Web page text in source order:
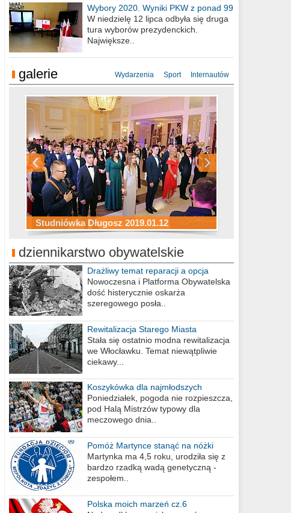
Wybory 2020. Wyniki PKW z ponad 99
procent obwodów
W niedzielę 12 lipca odbyła się druga
tura wyborów prezydenckich.
Największe..
galerie Wydarzenia Sport Internautów
Studniówka Długosz 2019.01.12
ZS Budowlanych 2019.01.12
Studniówka LZK 2019.01.11
Studniówka Kopernik 2019.01.11
Studniówka LMK 2019.01.05
Studniówka ZS Ekonomicznych
2019.01.05
dziennikarstwo obywatelskie
Drażliwy temat reparacji a opcja
berlińska
Nowoczesna i Platforma Obywatelska
dość histerycznie oskarża
szeregowego posła..
Rewitalizacja Starego Miasta
Stała się ostatnio modna rewitalizacja
we Włocławku. Temat niewątpliwie
ciekawy...
Koszykówka dla najmłodszych
Poniedziałek, pogoda nie rozpieszcza,
pod Halą Mistrzów typowy dla
meczowego dnia..
Pomóż Martynce stanąć na nóżki
Martynka ma 4,5 roku, urodziła się z
bardzo rzadką wadą genetyczną -
zespołem..
Polska moich marzeń cz.6